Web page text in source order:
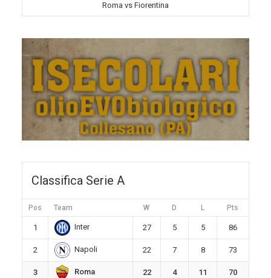
Roma vs Fiorentina
Classifica Serie A
Pos Team W D L Pts
1 Inter 27 5 5 86
2 Napoli 22 7 8 73
3 Roma 22 4 11 70